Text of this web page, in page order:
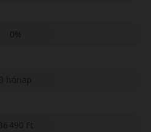
0%
3 hónap
36 490 Ft